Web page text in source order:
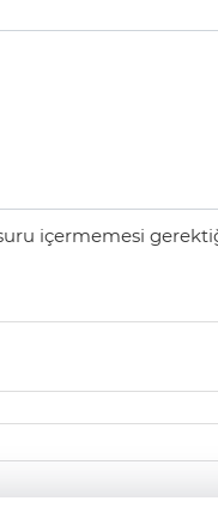
içermemesi